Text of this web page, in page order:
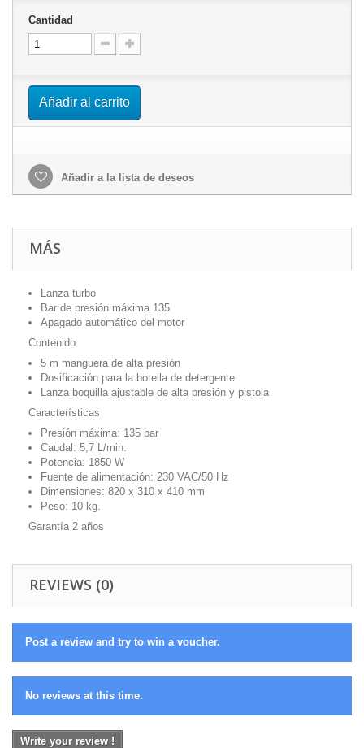
Cantidad
Añadir al carrito
Añadir a la lista de deseos
MÁS
Lanza turbo
Bar de presión máxima 135
Apagado automático del motor
Contenido
5 m manguera de alta presión
Dosificación para la botella de detergente
Lanza boquilla ajustable de alta presión y pistola
Características
Presión máxima: 135 bar
Caudal: 5,7 L/min.
Potencia: 1850 W
Fuente de alimentación: 230 VAC/50 Hz
Dimensiones: 820 x 310 x 410 mm
Peso: 10 kg.
Garantía 2 años
REVIEWS (0)
Post a review and try to win a voucher.
No reviews at this time.
Write your review !